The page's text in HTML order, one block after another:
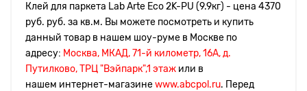
Клей для паркета Lab Arte Eco 2K-PU (9.9кг) - цена 4370
руб. руб. за кв.м. Вы можете посмотреть и купить
данный товар в нашем шоу-руме в Москве по
адресу: Москва, МКАД, 71-й километр, 16А, д.
Путилково, ТРЦ "Вэйпарк",1 этаж или в
нашем интернет-магазинеwww.abcpol.ru. Перед